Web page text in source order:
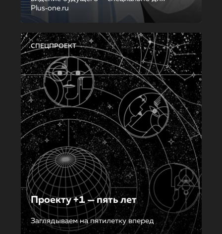
Plus‑one.ru
СПЕЦПРОЕКТ
Проекту +1 — пять лет
Заглядываем на пятилетку вперед